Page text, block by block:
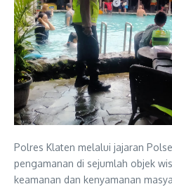
Polres Klaten melalui jajaran
pengamanan di sejumlah objek
keamanan dan kenyamanan